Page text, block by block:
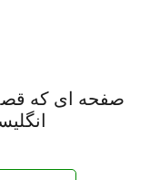
صفحه ای که قصد